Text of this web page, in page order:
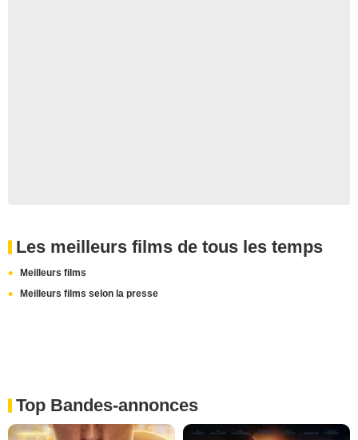
Les meilleurs films de tous les temps
Meilleurs films
Meilleurs films selon la presse
Top Bandes-annonces